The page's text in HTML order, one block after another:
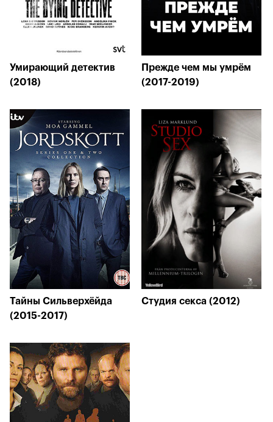
Умирающий детектив
(2018)
Прежде чем мы умрём
(2017-2019)
Тайны Сильверхёйда
(2015-2017)
Студия секса (2012)